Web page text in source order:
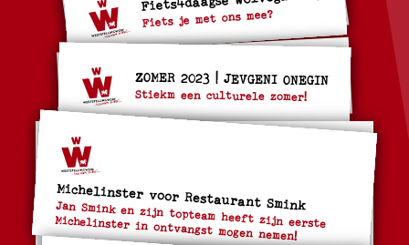
Fiets je met ons mee?
ZOMER 2023 | JEVGENI ONEGIN
Stiekm een culturele zomer!
Michelinster voor Restaurant Smink
Jan Smink en zijn topteam heeft zijn eerste
Michelinster in ontvangst mogen nemen!